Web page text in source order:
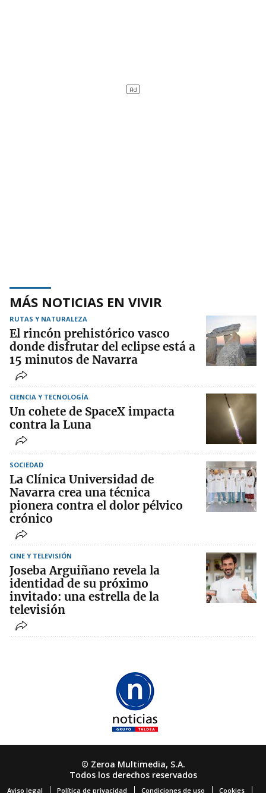
MÁS NOTICIAS EN VIVIR
RUTAS Y NATURALEZA
El rincón prehistórico vasco
donde disfrutar del eclipse está a
15 minutos de Navarra
CIENCIA Y TECNOLOGÍA
Un cohete de SpaceX impacta
contra la Luna
SOCIEDAD
La Clínica Universidad de
Navarra crea una técnica
pionera contra el dolor pélvico
crónico
CINE Y TELEVISIÓN
Joseba Arguiñano revela la
identidad de su próximo
invitado: una estrella de la
televisión
© Zeroa Multimedia, S.A.
Todos los derechos reservados
Aviso legal Política de privacidad Condiciones de uso Cookies